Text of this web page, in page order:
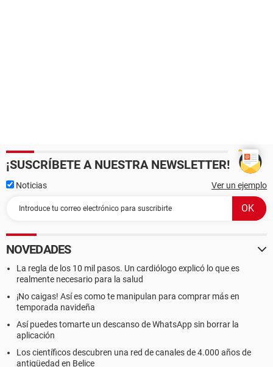
¡SUSCRÍBETE A NUESTRA NEWSLETTER!
Noticias Ver un ejemplo
NOVEDADES
La regla de los 10 mil pasos. Un cardiólogo explicó lo que es
realmente necesario para la salud
¡No caigas! Así es como te manipulan para comprar más en
temporada navideña
Así puedes tomarte un descanso de WhatsApp sin borrar la
aplicación
Los científicos descubren una red de canales de 4.000 años de
antigüedad en Belice